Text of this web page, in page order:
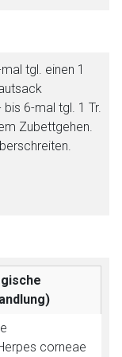
tgl. einen 1
bis 6-mal tgl. 1 Tr.
Zubettgehen.
corneae